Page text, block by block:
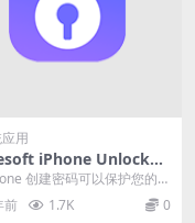
用
iPhone Unlocker
锁器) v2.0.92 中文破
创建密码可以保护您的隐
是有多种原因会导致您失去
码...
前 1.7K 0